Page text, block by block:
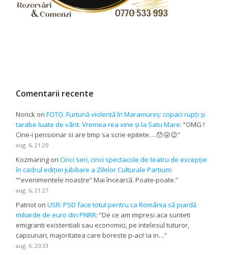
Comentarii recente
Norick onFOTO. Furtună violentă în Maramureș: copaci rupți și
tarabe luate de vânt. Vremea rea vine și la Satu Mare: “OMG !
Cine-i pensionar si are timp sa scrie epitete….😯😛😉”
aug. 6, 21:29
Kozmaring onCinci seri, cinci spectacole de teatru de excepție
în cadrul ediției jubiliare a Zilelor Culturale Partium:
““evenimentele noastre” Mai încearcă. Poate-poate.”
aug. 6, 21:27
Patriot onUSR: PSD face totul pentru ca România să piardă
miliarde de euro din PNRR: “De ce am impresi aca sunteti
emigranti existentiali sau economici, pe intelesul tuturor,
capsunari, majoritatea care boreste p-aci! Ia in…”
aug. 6, 20:33